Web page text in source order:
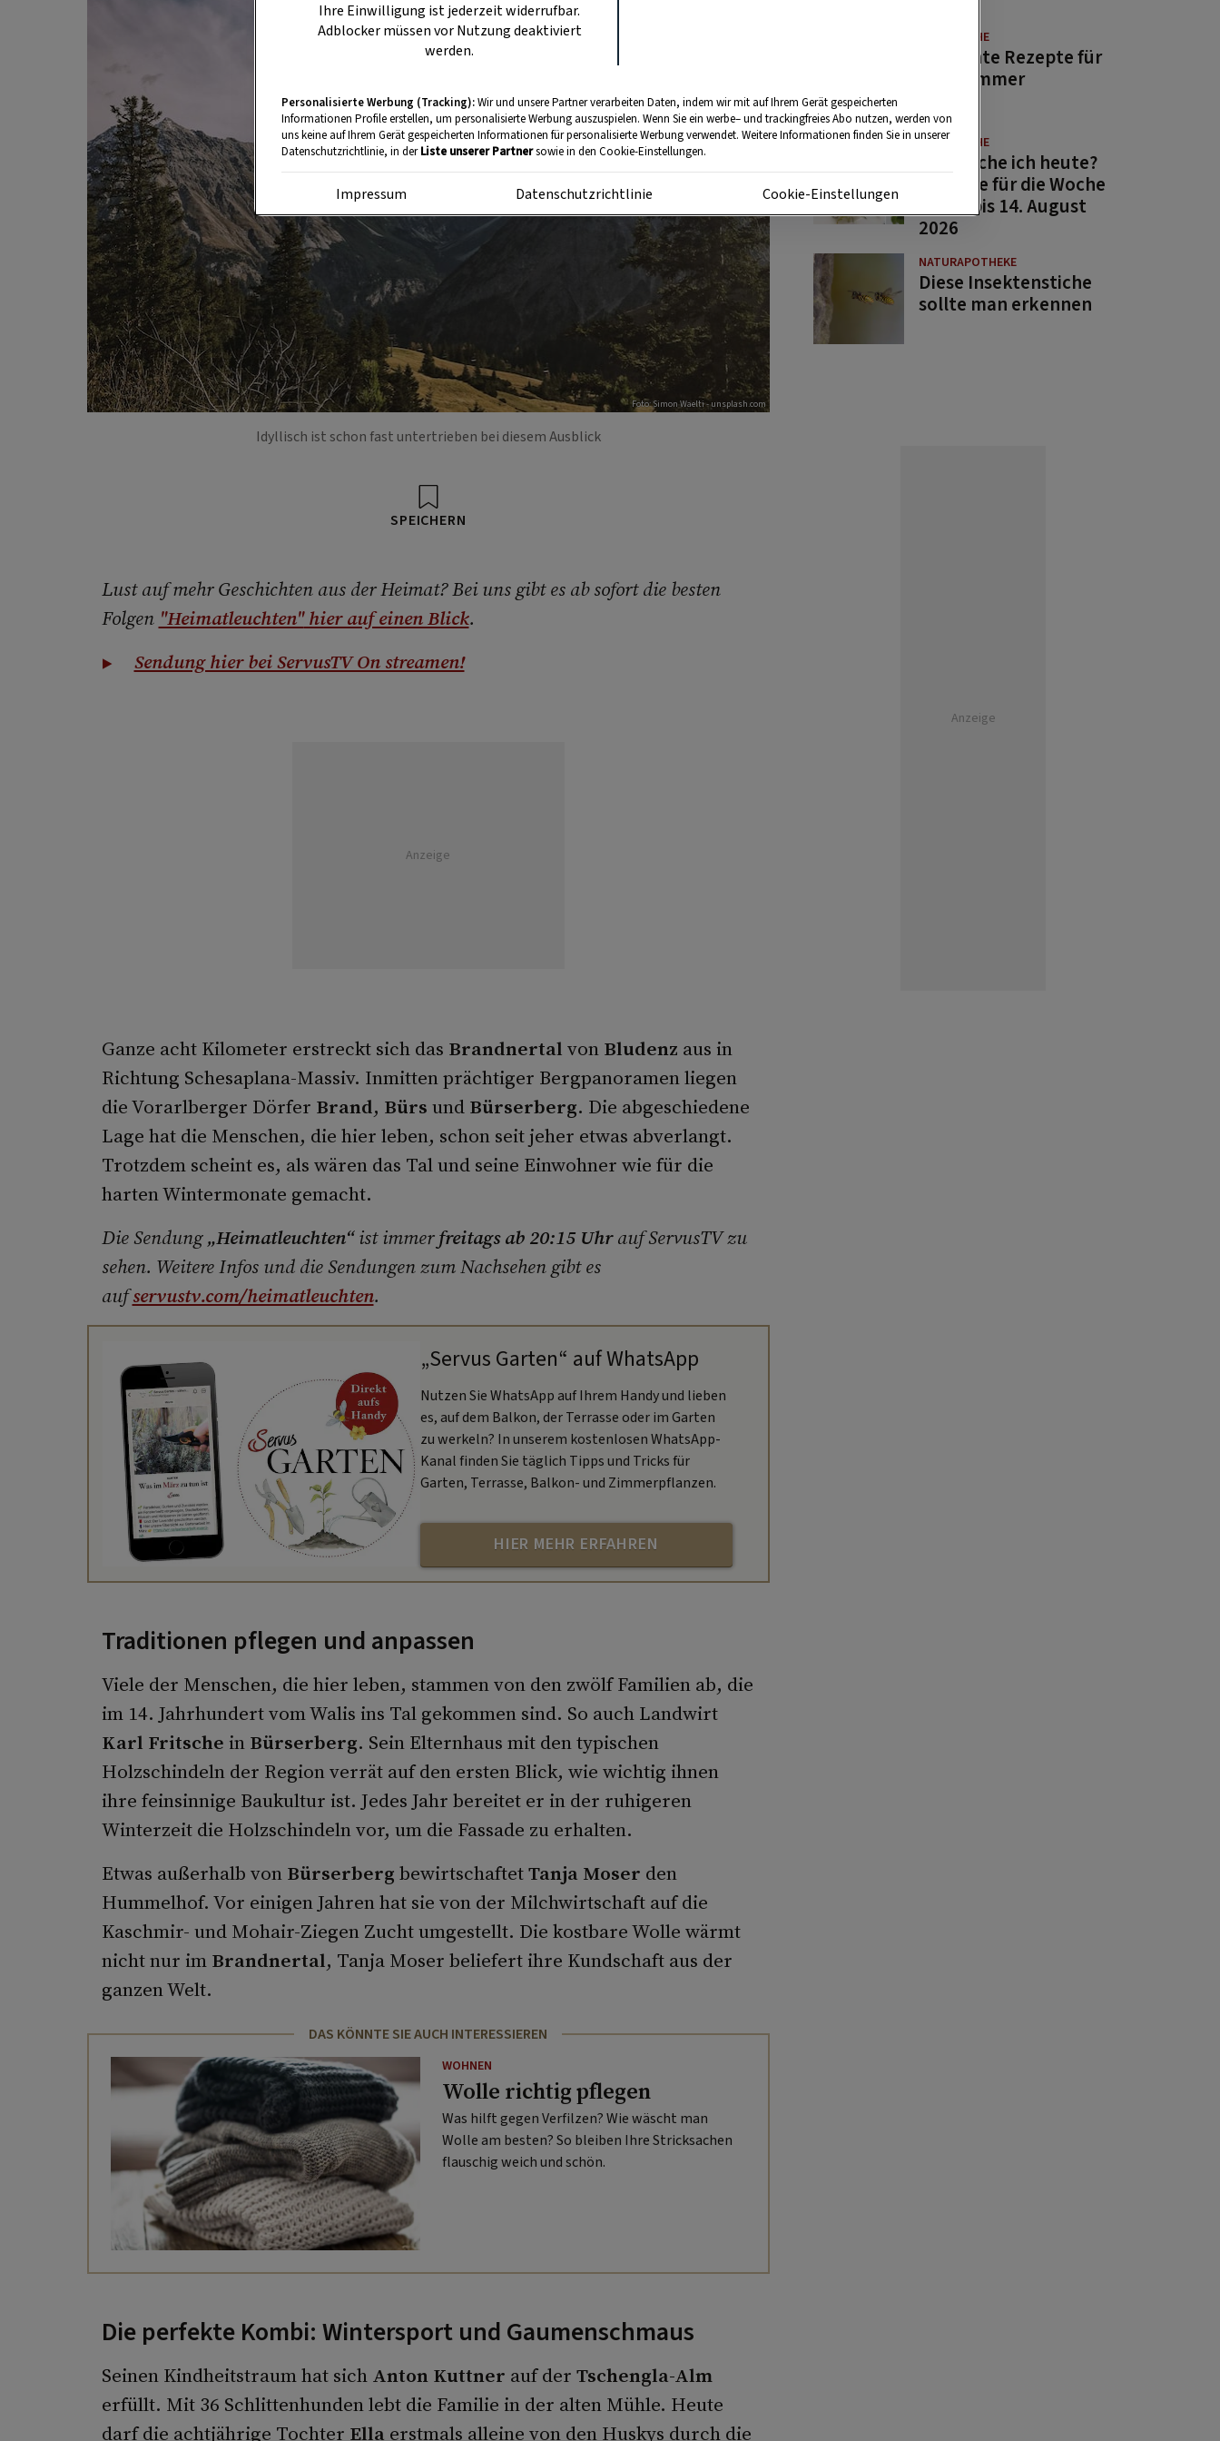
Foto: Simon Waelti - unsplash.com
Idyllisch ist schon fast untertrieben bei diesem Ausblick
SPEICHERN
Lust auf mehr Geschichten aus der Heimat? Bei uns gibt es ab sofort die besten
Folgen "Heimatleuchten"hier auf einen Blick.
Sendung hier bei ServusTV On streamen!
Anzeige
Ganze acht Kilometer erstreckt sich das Brandnertal von Bludenz aus in
Richtung Schesaplana-Massiv. Inmitten prächtiger Bergpanoramen liegen
die Vorarlberger Dörfer Brand, Bürs und Bürserberg. Die abgeschiedene
Lage hat die Menschen, die hier leben, schon seit jeher etwas abverlangt.
Trotzdem scheint es, als wären das Tal und seine Einwohner wie für die
harten Wintermonate gemacht.
Die Sendung„Heimatleuchten“ist immerfreitags ab 20:15 Uhrauf ServusTV zu
sehen. Weitere Infos und die Sendungen zum Nachsehen gibt es
aufservustv.com/heimatleuchten.
„Servus Garten“ auf WhatsApp
Nutzen Sie WhatsApp auf Ihrem Handy und lieben
es, auf dem Balkon, der Terrasse oder im Garten
zu werkeln? In unserem kostenlosen WhatsApp-
Kanal finden Sie täglich Tipps und Tricks für
Garten, Terrasse, Balkon- und Zimmerpflanzen.
HIER MEHR ERFAHREN
Traditionen pflegen und anpassen
Viele der Menschen, die hier leben, stammen von den zwölf Familien ab, die
im 14. Jahrhundert vom Walis ins Tal gekommen sind. So auch Landwirt
Karl Fritsche in Bürserberg. Sein Elternhaus mit den typischen
Holzschindeln der Region verrät auf den ersten Blick, wie wichtig ihnen
ihre feinsinnige Baukultur ist. Jedes Jahr bereitet er in der ruhigeren
Winterzeit die Holzschindeln vor, um die Fassade zu erhalten.
Etwas außerhalb von Bürserberg bewirtschaftetTanja Moser den
Hummelhof. Vor einigen Jahren hat sie von der Milchwirtschaft auf die
Kaschmir- und Mohair-Ziegen Zucht umgestellt. Die kostbare Wolle wärmt
nicht nur im Brandnertal, Tanja Moser beliefert ihre Kundschaft aus der
ganzen Welt.
DAS KÖNNTE SIE AUCH INTERESSIEREN
WOHNEN
Wolle richtig pflegen
Was hilft gegen Verfilzen? Wie wäscht man
Wolle am besten? So bleiben Ihre Stricksachen
flauschig weich und schön.
Die perfekte Kombi: Wintersport und Gaumenschmaus
Seinen Kindheitstraum hat sich Anton Kuttner auf der Tschengla-Alm
erfüllt. Mit 36 Schlittenhunden lebt die Familie in der alten Mühle. Heute
darf die achtjährige Tochter Ella erstmals alleine von den Huskys durch die
GUTE KÜCHE
11 leichte Rezepte für
den Sommer
GUTE KÜCHE
Was koche ich heute?
Rezepte für die Woche
von 7. bis 14. August
2026
NATURAPOTHEKE
Diese Insektenstiche
sollte man erkennen
Anzeige
Ihre Einwilligung ist jederzeit widerrufbar.
Adblocker müssen vor Nutzung deaktiviert
werden.
Personalisierte Werbung (Tracking):Wir und unsere Partner verarbeiten Daten, indem wir mit auf Ihrem Gerät gespeicherten
Informationen Profile erstellen, um personalisierte Werbung auszuspielen. Wenn Sie ein werbe– und trackingfreies Abo nutzen, werden von
uns keine auf Ihrem Gerät gespeicherten Informationen für personalisierte Werbung verwendet. Weitere Informationen finden Sie in unserer
Datenschutzrichtlinie, in derListe unserer Partnersowie in den Cookie-Einstellungen.
Impressum Datenschutzrichtlinie Cookie-Einstellungen